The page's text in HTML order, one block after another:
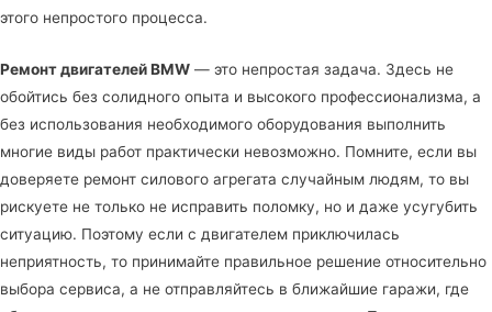
этого непростого процесса.
Ремонт двигателей BMW — это непростая задача. Здесь не
обойтись без солидного опыта и высокого профессионализма, а
без использования необходимого оборудования выполнить
многие виды работ практически невозможно. Помните, если вы
доверяете ремонт силового агрегата случайным людям, то вы
рискуете не только не исправить поломку, но и даже усугубить
ситуацию. Поэтому если с двигателем приключилась
неприятность, то принимайте правильное решение относительно
выбора сервиса, а не отправляйтесь в ближайшие гаражи, где